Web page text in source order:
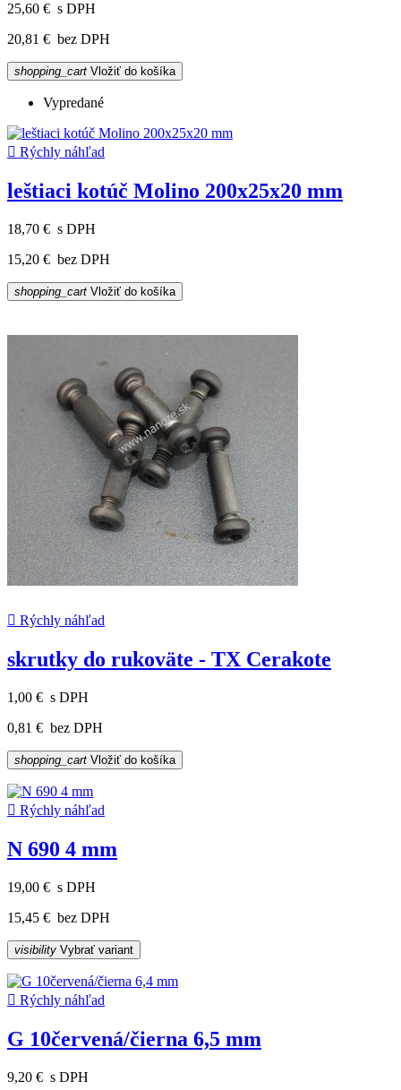
25,60 € s DPH
20,81 € bez DPH
shopping_cart Vložiť do košíka
Vypredané
 Rýchly náhľad
leštiaci kotúč Molino 200x25x20 mm
18,70 € s DPH
15,20 € bez DPH
shopping_cart Vložiť do košíka
 Rýchly náhľad
skrutky do rukoväte - TX Cerakote
1,00 € s DPH
0,81 € bez DPH
shopping_cart Vložiť do košíka
 Rýchly náhľad
N 690 4 mm
19,00 € s DPH
15,45 € bez DPH
visibility Vybrať variant
 Rýchly náhľad
G 10červená/čierna 6,5 mm
9,20 € s DPH